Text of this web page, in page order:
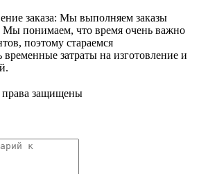
заказа: Мы выполняем заказы
Мы понимаем, что время очень важно
поэтому стараемся
затраты на изготовление и
права защищены